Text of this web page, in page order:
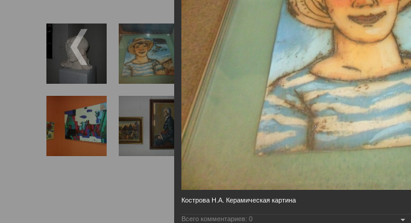
Кострова Н.А. Керамическая картина
Всего комментариев: 0